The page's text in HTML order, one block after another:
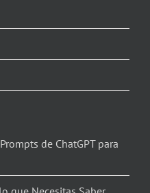
de ChatGPT para